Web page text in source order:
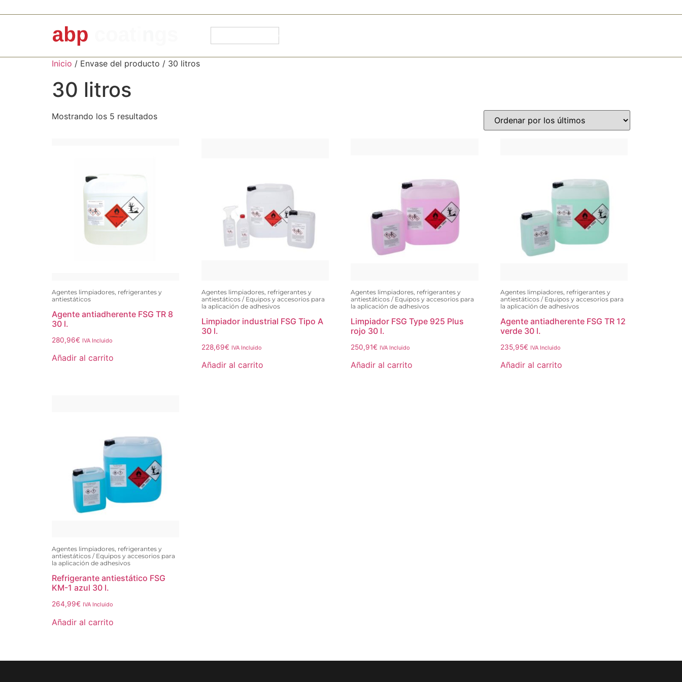
Inicio / Envase del producto / 30 litros
30 litros
Mostrando los 5 resultados
Agentes limpiadores, refrigerantes y
antiestáticos
Agente antiadherente FSG TR 8
30 l.
280,96€ IVA Incluido
Añadir al carrito
Agentes limpiadores, refrigerantes y
antiestáticos / Equipos y accesorios para
la aplicación de adhesivos
Limpiador industrial FSG Tipo A
30 l.
228,69€ IVA Incluido
Añadir al carrito
Agentes limpiadores, refrigerantes y
antiestáticos / Equipos y accesorios para
la aplicación de adhesivos
Limpiador FSG Type 925 Plus
rojo 30 l.
250,91€ IVA Incluido
Añadir al carrito
Agentes limpiadores, refrigerantes y
antiestáticos / Equipos y accesorios para
la aplicación de adhesivos
Agente antiadherente FSG TR 12
verde 30 l.
235,95€ IVA Incluido
Añadir al carrito
Agentes limpiadores, refrigerantes y
antiestáticos / Equipos y accesorios para
la aplicación de adhesivos
Refrigerante antiestático FSG
KM-1 azul 30 l.
264,99€ IVA Incluido
Añadir al carrito